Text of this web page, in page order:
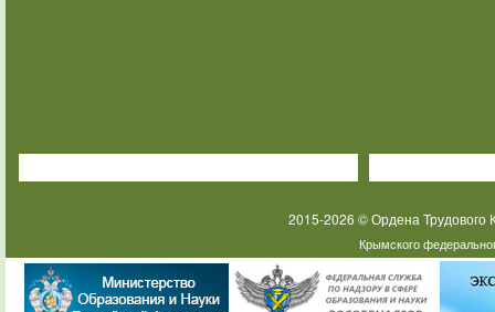
2015-2026 © Ордена
Крымского